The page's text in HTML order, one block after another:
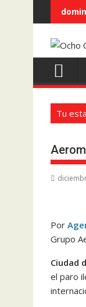
al
Tu
Por
Grupo
Ciudad
el paro